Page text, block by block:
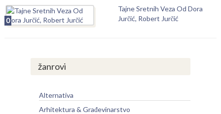
0
Tajne Sretnih Veza Od Dora
Jurčić, Robert Jurčić
žanrovi
Alternativa
Arhitektura & Građevinarstvo